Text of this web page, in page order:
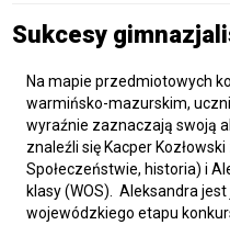
Sukcesy
Na mapie przedmiotowych
warmińsko-mazurskim,
wyraźnie zaznaczają swoją
znaleźli się Kacper
Społeczeństwie, historia) i
klasy (WOS). Aleksandra
wojewódzkiego etapu